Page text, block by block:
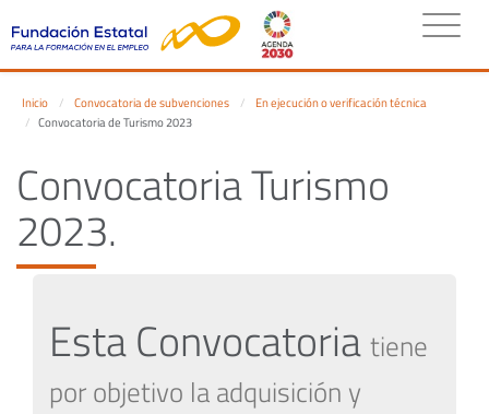
Inicio Convocatoria de subvenciones
En ejecución o verificación técnica
Convocatoria de Turismo 2023
Convocatoria Turismo
2023.
Esta Convocatoria tiene
por objetivo la adquisición y